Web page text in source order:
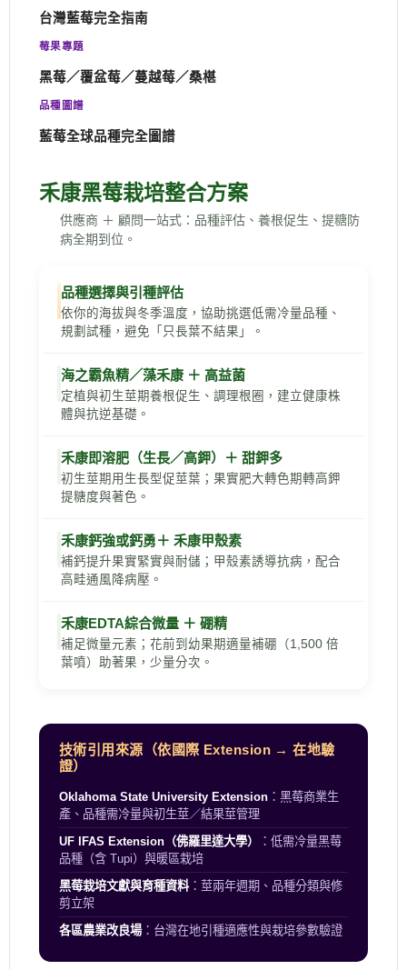
台灣藍莓完全指南
莓果專題
黑莓／覆盆莓／蔓越莓／桑椹
品種圖譜
藍莓全球品種完全圖譜
禾康黑莓栽培整合方案
供應商 ＋ 顧問一站式：品種評估、養根促生、提糖防
病全期到位。
品種選擇與引種評估
依你的海拔與冬季溫度，協助挑選低需冷量品種、
規劃試種，避免「只長葉不結果」。
海之霸魚精／藻禾康 ＋ 高益菌
定植與初生莖期養根促生、調理根圈，建立健康株
體與抗逆基礎。
禾康即溶肥（生長／高鉀）＋ 甜鉀多
初生莖期用生長型促莖葉；果實肥大轉色期轉高鉀
提糖度與著色。
禾康鈣強或鈣勇＋ 禾康甲殼素
補鈣提升果實緊實與耐儲；甲殼素誘導抗病，配合
高畦通風降病壓。
禾康EDTA綜合微量 ＋ 硼精
補足微量元素；花前到幼果期適量補硼（1,500 倍
葉噴）助著果，少量分次。
技術引用來源（依國際 Extension → 在地驗
證）
Oklahoma State University Extension ：黑莓商業生
產、品種需冷量與初生莖／結果莖管理
UF IFAS Extension（佛羅里達大學）
：低需冷量黑莓
品種（含 Tupi）與暖區栽培
黑莓栽培文獻與育種資料：莖兩年週期、品種分類與修
剪立架
各區農業改良場：台灣在地引種適應性與栽培參數驗證